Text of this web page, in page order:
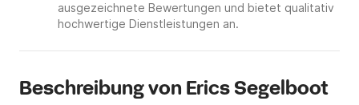
ausgezeichnete Bewertungen und bietet qualitativ
hochwertige Dienstleistungen an.
Beschreibung von Erics Segelboot